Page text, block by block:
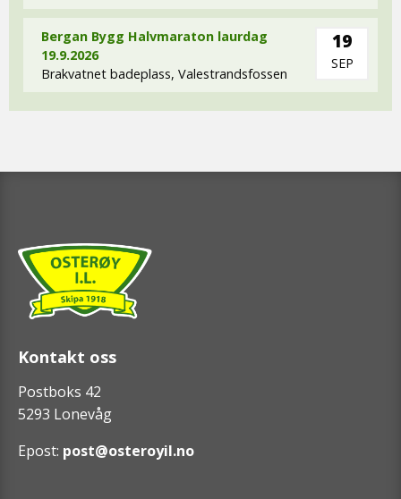
Bergan Bygg Halvmaraton laurdag
19.9.2026
Brakvatnet badeplass, Valestrandsfossen
19
SEP
Kontakt oss
Postboks 42
5293 Lonevåg
Epost: post@osteroyil.no